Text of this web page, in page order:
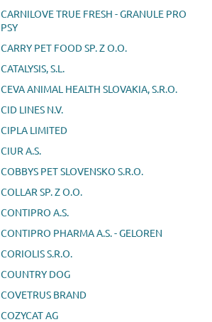
CARNILOVE TRUE FRESH - GRANULE PRO
PSY
CARRY PET FOOD SP. Z O.O.
CATALYSIS, S.L.
CEVA ANIMAL HEALTH SLOVAKIA, S.R.O.
CID LINES N.V.
CIPLA LIMITED
CIUR A.S.
COBBYS PET SLOVENSKO S.R.O.
COLLAR SP. Z O.O.
CONTIPRO A.S.
CONTIPRO PHARMA A.S. - GELOREN
CORIOLIS S.R.O.
COUNTRY DOG
COVETRUS BRAND
COZYCAT AG